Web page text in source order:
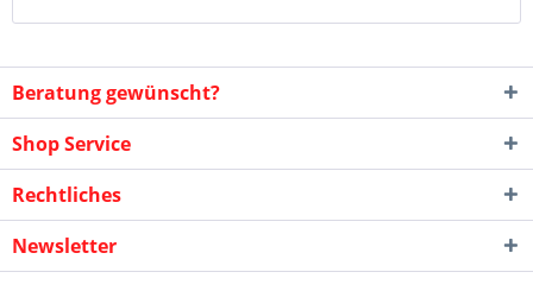
Beratung gewünscht?
Shop Service
Rechtliches
Newsletter